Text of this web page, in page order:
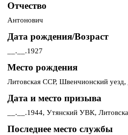
Отчество
Антонович
Дата рождения/Возраст
__.__.1927
Место рождения
Литовская ССР, Швенчионский
Дата и место призыва
__.__.1944, Утянский УВК,
Последнее место службы